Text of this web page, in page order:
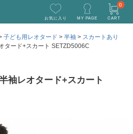
お気に入り MY PAGE CART
0
子ども用レオタード 半袖
スカートあり
タード+スカート SETZD5006C
袖レオタード+スカート